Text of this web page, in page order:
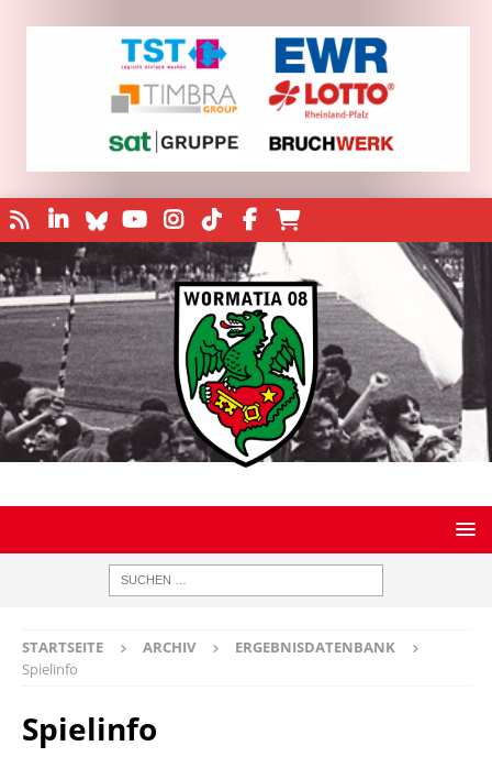
STARTSEITE ARCHIV
ERGEBNISDATENBANK
Spielinfo
Spielinfo